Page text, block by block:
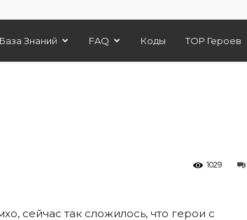
База Знаний FAQ Коды TOP Героев
1029
сейчас так сложилось, что герои с